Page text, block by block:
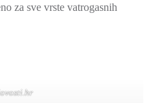
za sve vrste vatrogasnih